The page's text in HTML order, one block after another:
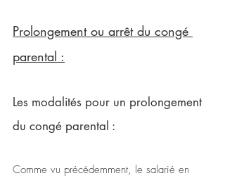
Prolongement ou arrêt du congé
parental :
Les modalités pour un prolongement
du congé parental :
Comme vu précédemment, le salarié en